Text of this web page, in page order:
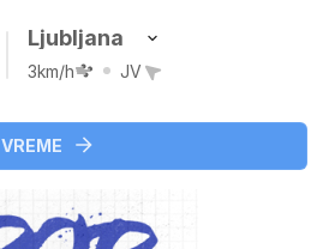
Ljubljana
3km/h JV
VREME